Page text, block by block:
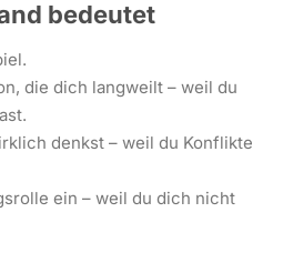
bedeutet
die dich langweilt – weil du
denkst – weil du Konflikte
ein – weil du dich nicht